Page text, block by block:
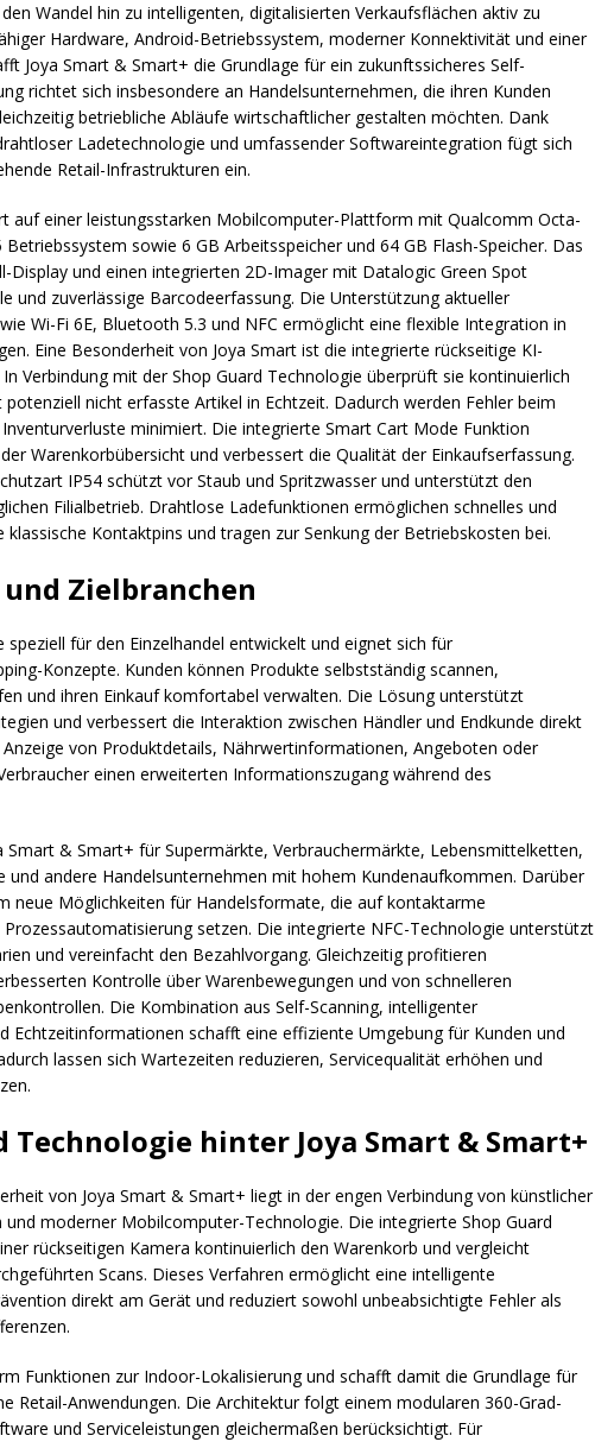
Wandel hin zu intelligenten, digitalisierten Verkaufsflächen aktiv zu
Hardware, Android-Betriebssystem, moderner Konnektivität und einer
Joya Smart & Smart+ die Grundlage für ein zukunftssicheres Self-
richtet sich insbesondere an Handelsunternehmen, die ihren Kunden
betriebliche Abläufe wirtschaftlicher gestalten möchten. Dank
Ladetechnologie und umfassender Softwareintegration fügt sich
Retail-Infrastrukturen ein.
auf einer leistungsstarken Mobilcomputer-Plattform mit Qualcomm Octa-
sowie 6 GB Arbeitsspeicher und 64 GB Flash-Speicher. Das
Display und einen integrierten 2D-Imager mit Datalogic Green Spot
und zuverlässige Barcodeerfassung. Die Unterstützung aktueller
Wi-Fi 6E, Bluetooth 5.3 und NFC ermöglicht eine flexible Integration in
Eine Besonderheit von Joya Smart ist die integrierte rückseitige KI-
Verbindung mit der Shop Guard Technologie überprüft sie kontinuierlich
nicht erfasste Artikel in Echtzeit. Dadurch werden Fehler beim
minimiert. Die integrierte Smart Cart Mode Funktion
Warenkorbübersicht und verbessert die Qualität der Einkaufserfassung.
IP54 schützt vor Staub und Spritzwasser und unterstützt den
Filialbetrieb. Drahtlose Ladefunktionen ermöglichen schnelles und
Kontaktpins und tragen zur Senkung der Betriebskosten bei.
Zielbranchen
speziell für den Einzelhandel entwickelt und eignet sich für
Konzepte. Kunden können Produkte selbstständig scannen,
und ihren Einkauf komfortabel verwalten. Die Lösung unterstützt
und verbessert die Interaktion zwischen Händler und Endkunde direkt
von Produktdetails, Nährwertinformationen, Angeboten oder
einen erweiterten Informationszugang während des
Smart & Smart+ für Supermärkte, Verbrauchermärkte, Lebensmittelketten,
und andere Handelsunternehmen mit hohem Kundenaufkommen. Darüber
neue Möglichkeiten für Handelsformate, die auf kontaktarme
setzen. Die integrierte NFC-Technologie unterstützt
und vereinfacht den Bezahlvorgang. Gleichzeitig profitieren
Kontrolle über Warenbewegungen und von schnelleren
Die Kombination aus Self-Scanning, intelligenter
Echtzeitinformationen schafft eine effiziente Umgebung für Kunden und
lassen sich Wartezeiten reduzieren, Servicequalität erhöhen und
hinter Joya Smart & Smart+
von Joya Smart & Smart+ liegt in der engen Verbindung von künstlicher
und moderner Mobilcomputer-Technologie. Die integrierte Shop Guard
rückseitigen Kamera kontinuierlich den Warenkorb und vergleicht
Scans. Dieses Verfahren ermöglicht eine intelligente
direkt am Gerät und reduziert sowohl unbeabsichtigte Fehler als
Funktionen zur Indoor-Lokalisierung und schafft damit die Grundlage für
Retail-Anwendungen. Die Architektur folgt einem modularen 360-Grad-
und Serviceleistungen gleichermaßen berücksichtigt. Für